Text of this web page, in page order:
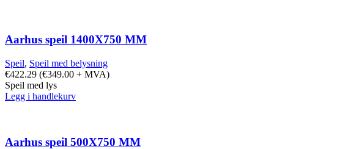
Aarhus speil 1400X750 MM
Speil, Speil med belysning
€422.29 (€349.00 + MVA)
Speil med lys
Legg i handlekurv
Aarhus speil 500X750 MM